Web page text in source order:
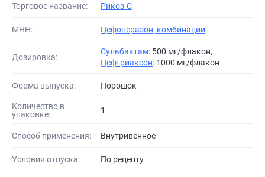
Торговое название: Рикоз-С
МНН: Цефоперазон, комбинации
Дозировка:
Сульбактам: 500 мг/флакон,
Цефтриаксон: 1000 мг/флакон
Форма выпуска: Порошок
Количество в
упаковке:
1
Способ применения: Внутривенное
Условия отпуска: По рецепту